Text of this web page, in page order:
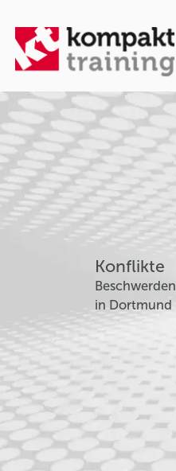
Konflikte
Beschwerden
in Dortmund